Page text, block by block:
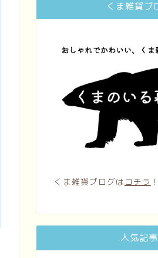
くま雑貨ブ
くま雑貨ブログは コチラ ！
人気記事